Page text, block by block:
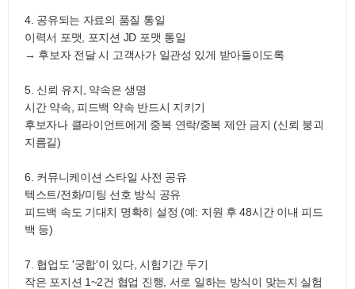
4. 공유되는 자료의 품질 통일
이력서 포맷, 포지션 JD 포맷 통일
→ 후보자 전달 시 고객사가 일관성 있게 받아들이도록
5. 신뢰 유지, 약속은 생명
시간 약속, 피드백 약속 반드시 지키기
후보자나 클라이언트에게 중복 연락/중복 제안 금지 (신뢰 붕괴
지름길)
6. 커뮤니케이션 스타일 사전 공유
텍스트/전화/미팅 선호 방식 공유
피드백 속도 기대치 명확히 설정 (예: 지원 후 48시간 이내 피드
백 등)
7. 협업도 '궁합'이 있다, 시험기간 두기
작은 포지션 1~2건 협업 진행, 서로 일하는 방식이 맞는지 실험